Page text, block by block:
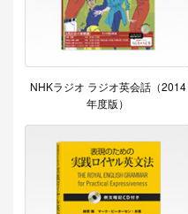
NHKラジオ ラジオ英会話（2014
年度版）